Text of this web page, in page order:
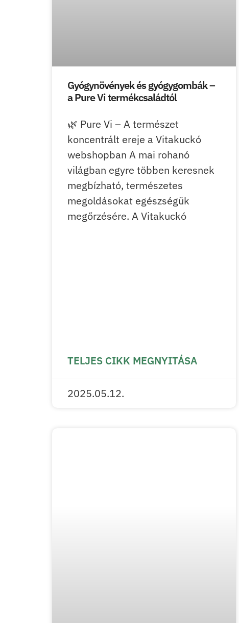
Gyógynövények és gyógygombák –
a Pure Vi termékcsaládtól
🌿 Pure Vi – A természet
koncentrált ereje a Vitakuckó
webshopban A mai rohanó
világban egyre többen keresnek
megbízható, természetes
megoldásokat egészségük
megőrzésére. A Vitakuckó
TELJES CIKK MEGNYITÁSA
2025.05.12.